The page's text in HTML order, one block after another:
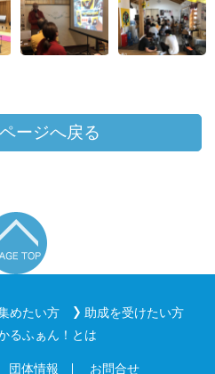
ージへ戻る
めたい方
助成を受けたい方
るふぁん！とは
団体情報 お問合せ